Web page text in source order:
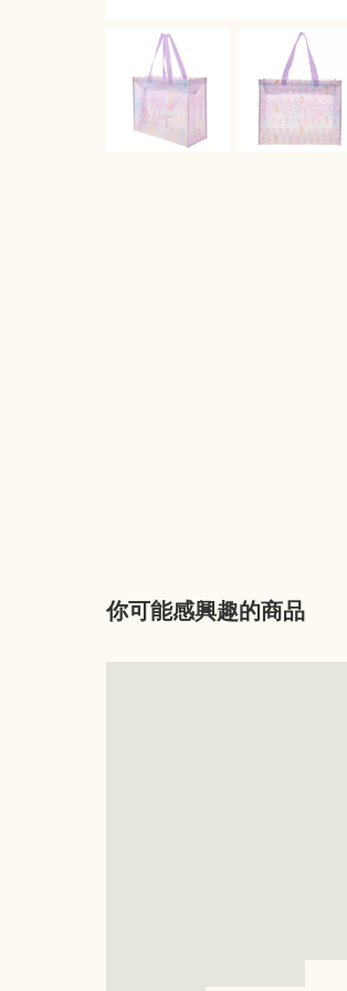
你可能感興趣的商品